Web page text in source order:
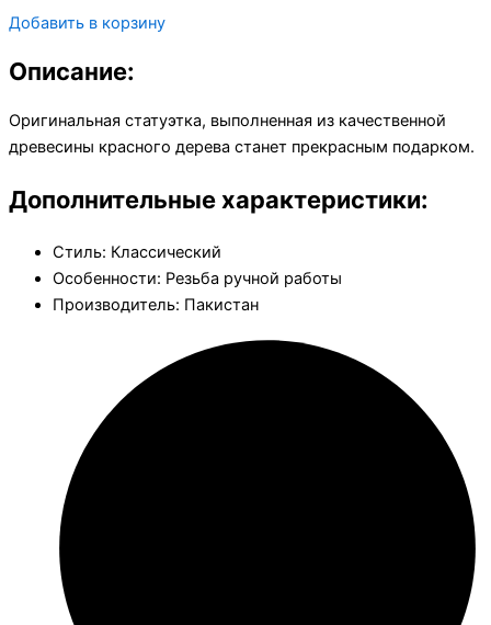
Добавить в корзину
Описание:
Оригинальная статуэтка, выполненная из качественной
древесины красного дерева станет прекрасным подарком.
Дополнительные характеристики:
Стиль: Классический
Особенности: Резьба ручной работы
Производитель: Пакистан